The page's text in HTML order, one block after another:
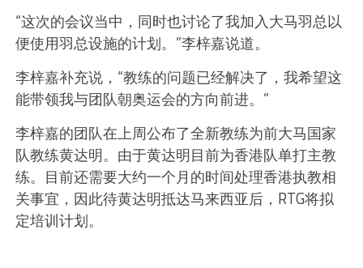
“这次的会议当中，同时也讨论了我加入大马羽总以
便使用羽总设施的计划。”李梓嘉说道。
李梓嘉补充说，“教练的问题已经解决了，我希望这
能带领我与团队朝奥运会的方向前进。”
李梓嘉的团队在上周公布了全新教练为前大马国家
队教练黄达明。由于黄达明目前为香港队单打主教
练。目前还需要大约一个月的时间处理香港执教相
关事宜，因此待黄达明抵达马来西亚后，RTG将拟
定培训计划。